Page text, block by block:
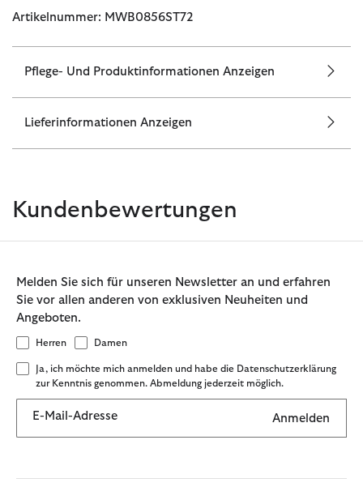
Artikelnummer: MWB0856ST72
Pflege- Und Produktinformationen Anzeigen
Lieferinformationen Anzeigen
Kundenbewertungen
Melden Sie sich für unseren Newsletter an und erfahren
Sie vor allen anderen von exklusiven Neuheiten und
Angeboten.
Herren Damen
Ja, ich möchte mich anmelden und habe die Datenschutzerklärung
zur Kenntnis genommen. Abmeldung jederzeit möglich.
E-Mail-Adresse Anmelden